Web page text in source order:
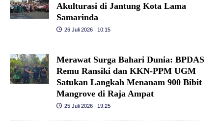
Akulturasi di Jantung Kota Lama
Samarinda
26 Juli 2026 | 10:15
Merawat Surga Bahari Dunia: BPDAS
Remu Ransiki dan KKN-PPM UGM
Satukan Langkah Menanam 900 Bibit
Mangrove di Raja Ampat
25 Juli 2026 | 19:25